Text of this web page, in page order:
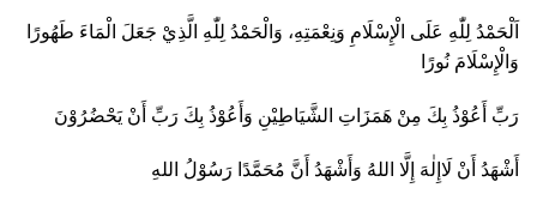
اَلْحَمْدُ لِلّٰهِ عَلَى الْإِسْلَامِ وَنِعْمَتِهِ، وَالْحَمْدُ لِلّٰهِ الَّذِيْ جَعَلَ الْمَاءَ طَهُورًا
وَالْإِسْلَامَ نُورًا
رَبِّ أَعُوْذُ بِكَ مِنْ هَمَزَاتِ الشَّيَاطِيْنِ وَأَعُوْذُ بِكَ رَبِّ أَنْ يَحْضُرُوْنَ
أَشْهَدُ أَنْ لَاإِلٰهَ إِلَّا اللهُ وَأَشْهَدُ أَنَّ مُحَمَّدًا رَسُوْلُ اللهِ